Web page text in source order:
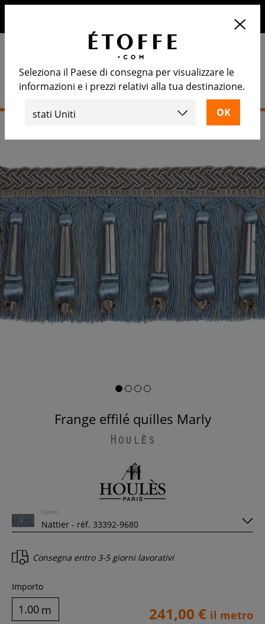
Frange effilé quilles Marly
Houlès
Colori
Consegna entro 3-5 giorni lavorativi
Importo
m 241,00 € il metro
Seleziona il Paese di consegna per visualizzare le
informazioni e i prezzi relativi alla tua destinazione.